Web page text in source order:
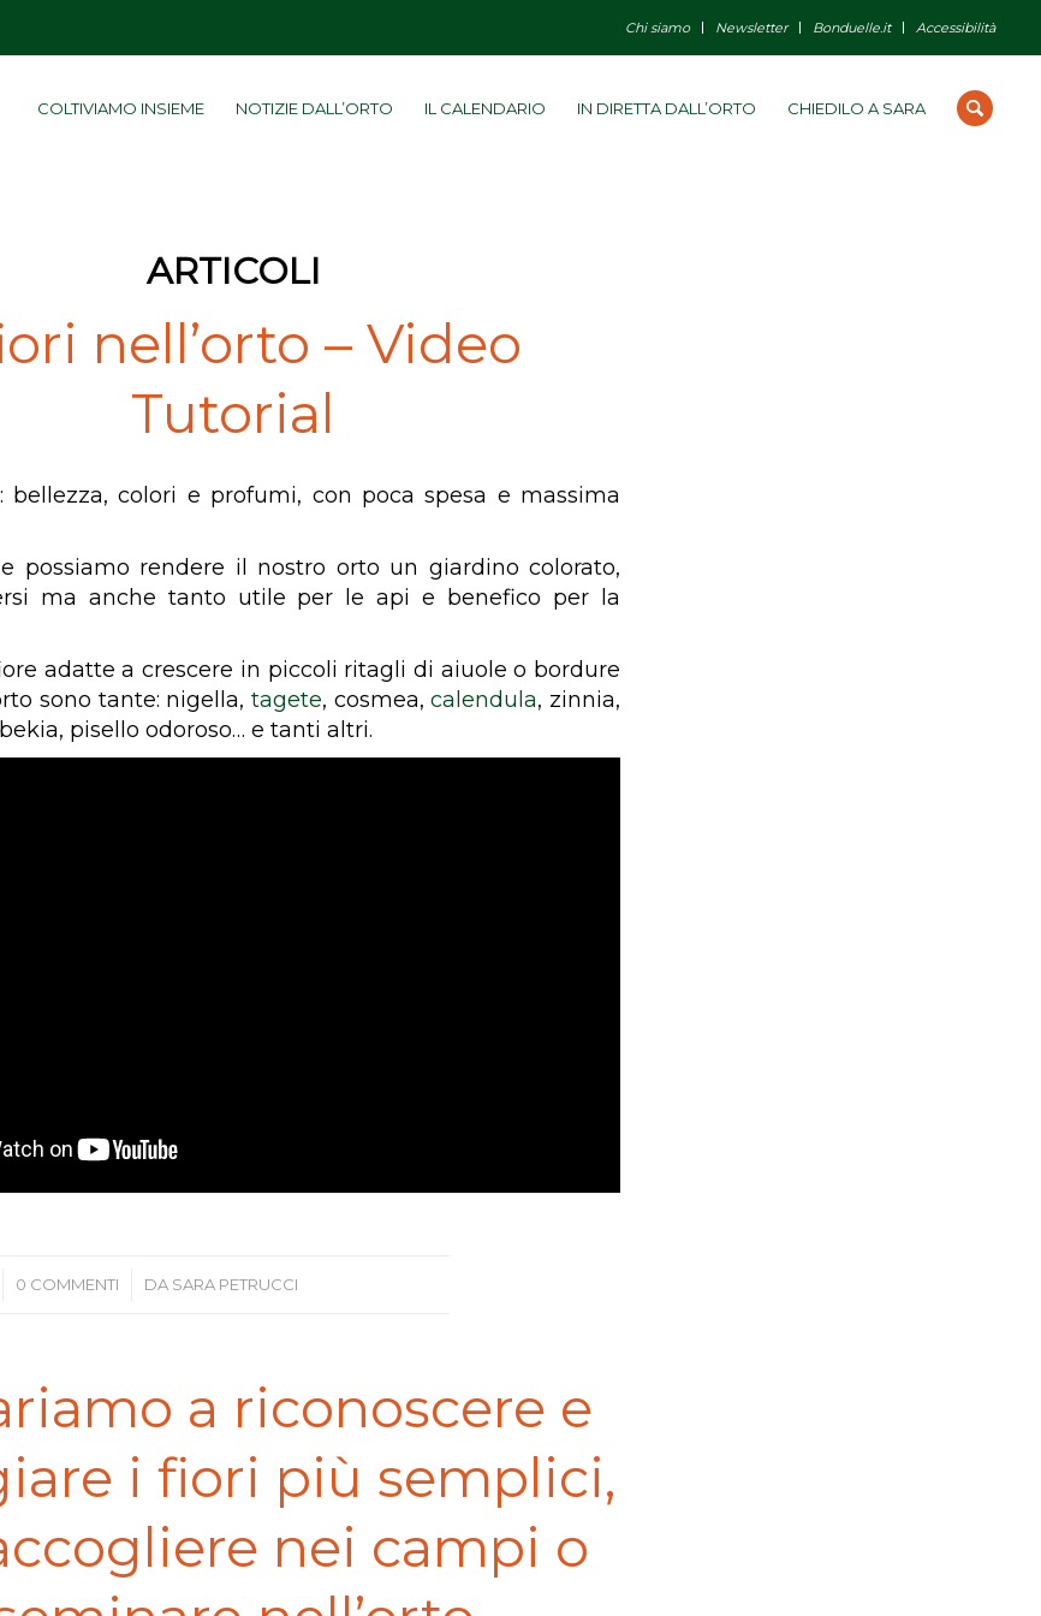
Chi siamo Newsletter Bonduelle.it Accessibilità
COLTIVIAMO INSIEME NOTIZIE DALL’ORTO IL CALENDARIO IN DIRETTA DALL’ORTO CHIEDILO A SARA
ARTICOLI
nell’orto – Video
Tutorial
bellezza, colori e profumi, con poca spesa e massima
possiamo rendere il nostro orto un giardino colorato,
ma anche tanto utile per le api e benefico per la
adatte a crescere in piccoli ritagli di aiuole o bordure
sono tante: nigella, tagete, cosmea,calendula, zinnia,
pisello odoroso… e tanti altri.
0 COMMENTI
/ DA SARA PETRUCCI
a riconoscere e
i fiori più semplici,
nei campi o